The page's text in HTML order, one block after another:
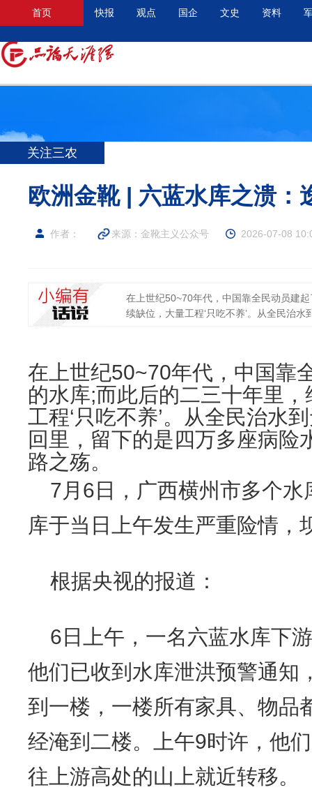
首页 快报 观点 国企 文史 资料
关注三农
欧洲金靴 | 六蓝水库之溃：
作者： 来源：金靴主义公众号 2026-07-08
在上世纪50~70年代，中国靠全民动员建
续缺位，大量工程‘只吃不养’。从全民治
在上世纪50~70年代，中国靠
的水库;而此后的二三十年里
工程‘只吃不养’。从全民治水
回里，留下的是四万多座病险
路之殇。
7月6日，广西横州市多个
库于当日上午发生严重险情，
根据央视的报道：
6日上午，一名六蓝水库下
他们已收到水库泄洪预警通知
到一楼，一楼所有家具、物品
经淹到二楼。上午9时许，他
往上游高处的山上就近转移。